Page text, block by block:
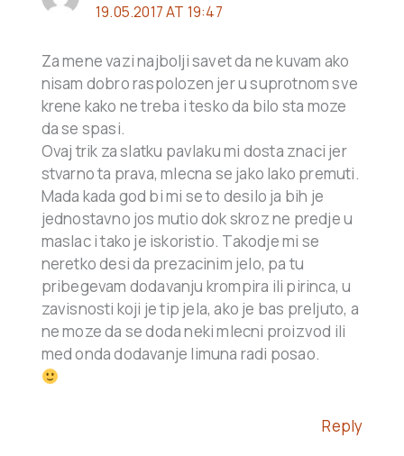
19.05.2017 AT 19:47
Za mene vazi najbolji savet da ne kuvam ako
nisam dobro raspolozen jer u suprotnom sve
krene kako ne treba i tesko da bilo sta moze
da se spasi.
Ovaj trik za slatku pavlaku mi dosta znaci jer
stvarno ta prava, mlecna se jako lako premuti.
Mada kada god bi mi se to desilo ja bih je
jednostavno jos mutio dok skroz ne predje u
maslac i tako je iskoristio. Takodje mi se
neretko desi da prezacinim jelo, pa tu
pribegevam dodavanju krompira ili pirinca, u
zavisnosti koji je tip jela, ako je bas preljuto, a
ne moze da se doda neki mlecni proizvod ili
med onda dodavanje limuna radi posao.
Reply